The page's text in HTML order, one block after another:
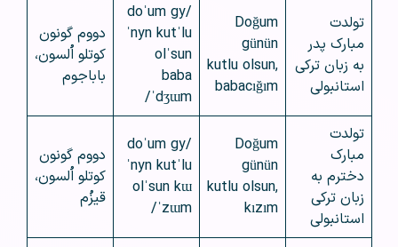
تولدت
مبارک پدر
به زبان ترکی
استانبولی
Doğum
günün
kutlu olsun,
babacığım
/doˈum gy
ˈnyn kutˈlu
olˈsun
baba
ˈdʒɯm/
دووم گونون
کوتلو اُلسون،
باباجوم
تولدت
مبارک
دخترم به
زبان ترکی
استانبولی
Doğum
günün
kutlu olsun,
kızım
/doˈum gy
ˈnyn kutˈlu
olˈsun kɯ
ˈzɯm/
دووم گونون
کوتلو اُلسون،
قیزُم